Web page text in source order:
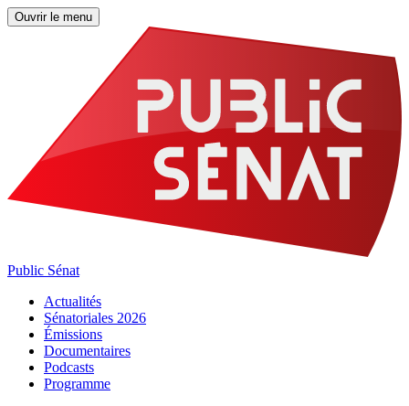
Ouvrir le menu
Public Sénat
Actualités
Sénatoriales 2026
Émissions
Documentaires
Podcasts
Programme